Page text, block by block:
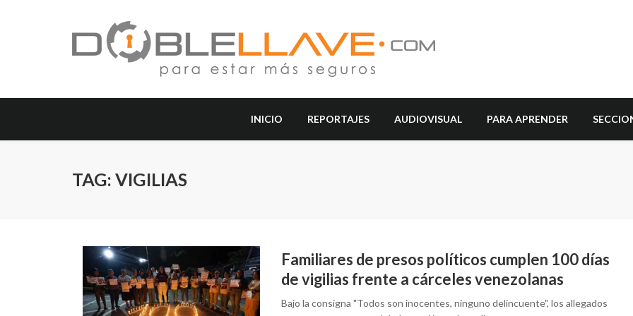
INICIO REPORTAJES AUDIOVISUAL PARA APRENDER
TAG: VIGILIAS
Familiares de presos políticos cumplen 100 días
de vigilias frente a cárceles venezolanas
Bajo la consigna "Todos son inocentes, ninguno delincuente", los allegados